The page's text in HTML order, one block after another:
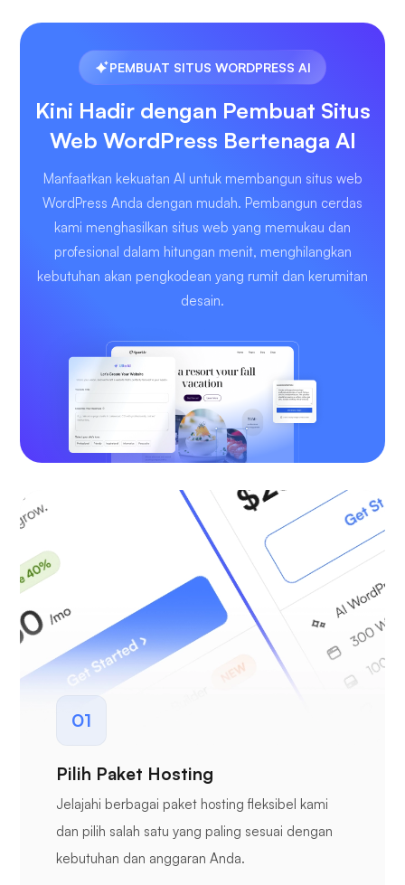
PEMBUAT SITUS WORDPRESS AI
Kini Hadir dengan Pembuat Situs
Web WordPress Bertenaga AI
Manfaatkan kekuatan AI untuk membangun situs web
WordPress Anda dengan mudah. Pembangun cerdas
kami menghasilkan situs web yang memukau dan
profesional dalam hitungan menit, menghilangkan
kebutuhan akan pengkodean yang rumit dan kerumitan
desain.
01
Pilih Paket Hosting
Jelajahi berbagai paket hosting fleksibel kami
dan pilih salah satu yang paling sesuai dengan
kebutuhan dan anggaran Anda.